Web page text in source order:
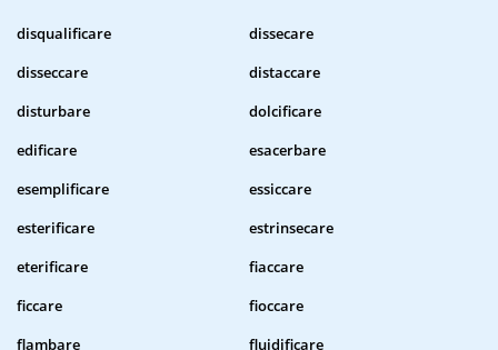
disqualificare
dissecare
disseccare
distaccare
disturbare
dolcificare
edificare
esacerbare
esemplificare
essiccare
esterificare
estrinsecare
eterificare
fiaccare
ficcare
fioccare
flambare
fluidificare